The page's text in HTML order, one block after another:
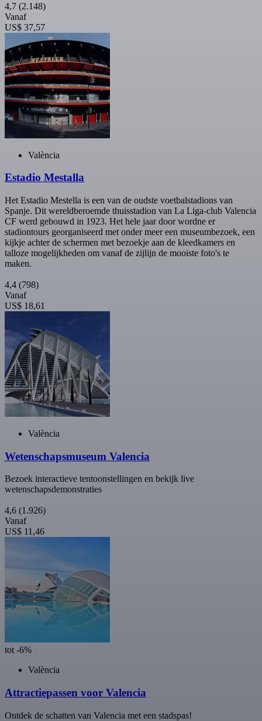
4,7 (2.148)
Vanaf
US$ 37,57
València
Estadio Mestalla
Het Estadio Mestella is een van de oudste voetbalstadions van
Spanje. Dit wereldberoemde thuisstadion van La Liga-club Valencia
CF werd gebouwd in 1923. Het hele jaar door wordne er
stadiontours georganiseerd met onder meer een museumbezoek, een
kijkje achter de schermen met bezoekje aan de kleedkamers en
talloze mogelijkheden om vanaf de zijlijn de mooiste foto's te
maken.
4,4 (798)
Vanaf
US$ 18,61
València
Wetenschapsmuseum Valencia
Bezoek interactieve tentoonstellingen en bekijk live
wetenschapsdemonstraties
4,6 (1.926)
Vanaf
US$ 11,46
tot -6%
València
Attractiepassen voor Valencia
Ontdek de schatten van Valencia met een stadspas!